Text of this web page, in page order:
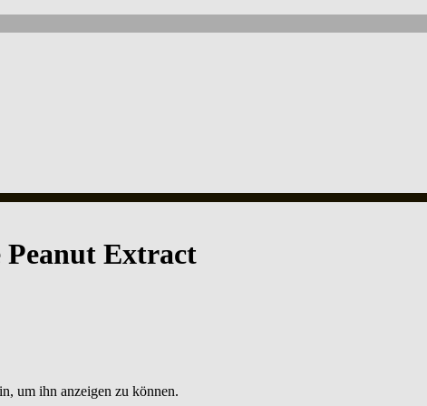
Peanut Extract
um ihn anzeigen zu können.